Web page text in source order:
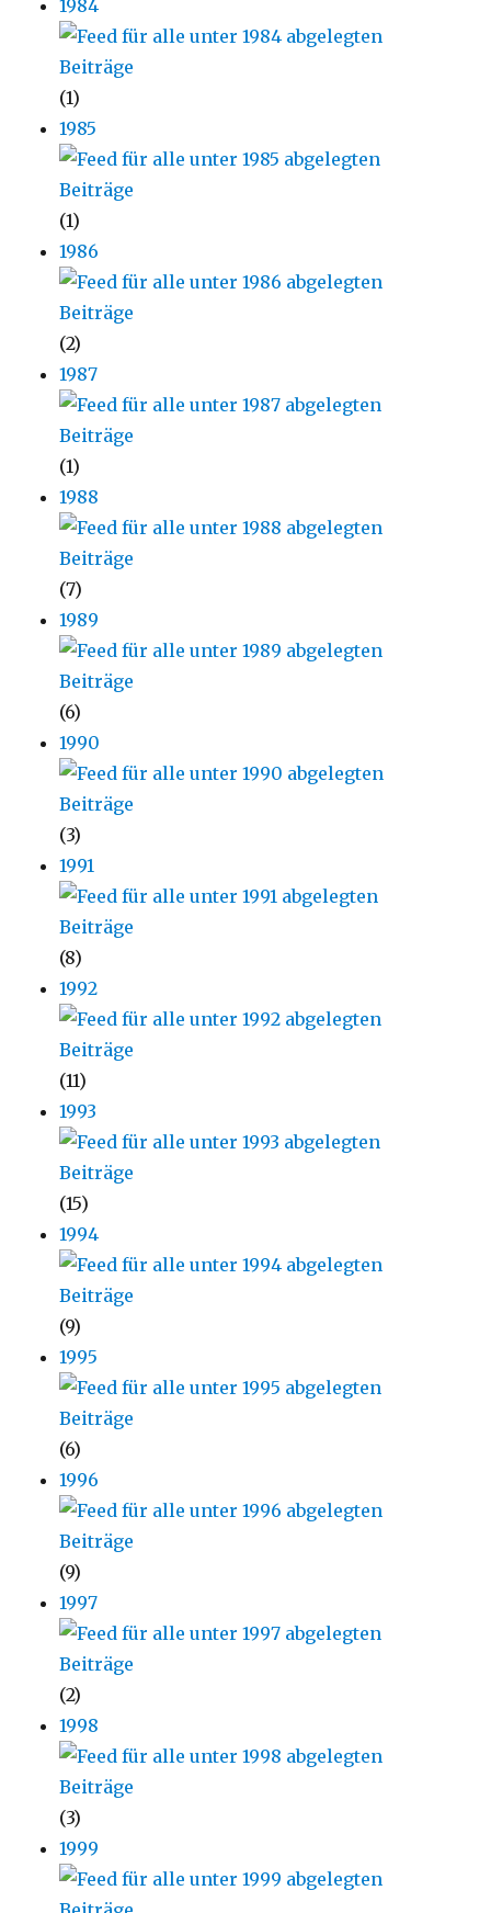
1984
(1)
1985
(1)
1986
(2)
1987
(1)
1988
(7)
1989
(6)
1990
(3)
1991
(8)
1992
(11)
1993
(15)
1994
(9)
1995
(6)
1996
(9)
1997
(2)
1998
(3)
1999